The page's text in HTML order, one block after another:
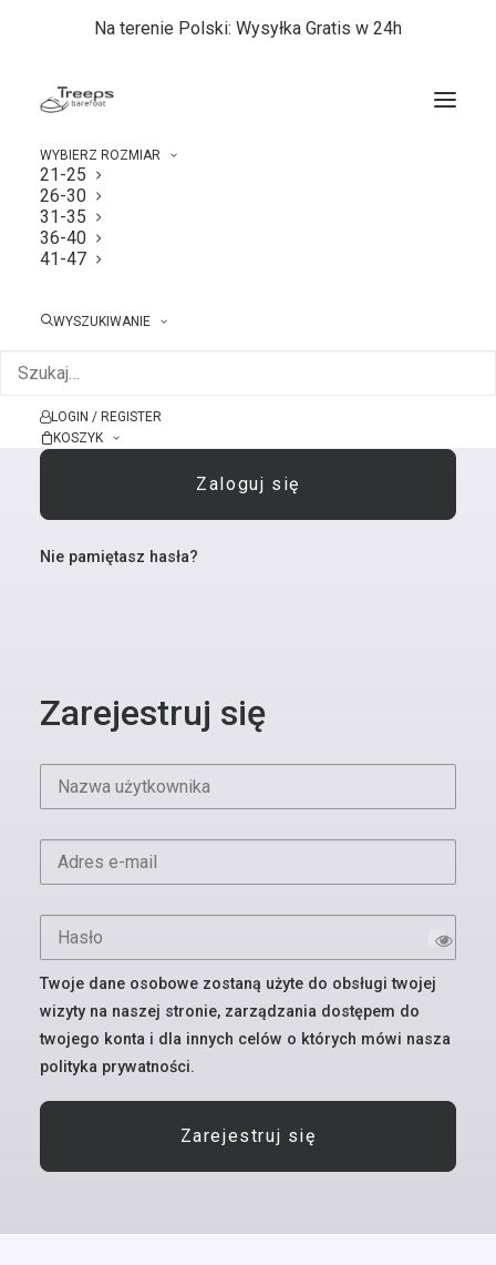
Na terenie Polski: Wysyłka Gratis w 24h
WYBIERZ ROZMIAR
21-25
26-30
31-35
36-40
41-47
WYSZUKIWANIE
LOGIN / REGISTER
KOSZYK
Logowanie
Zapamiętaj mnie
Zaloguj się
Nie pamiętasz hasła?
Zarejestruj się
Twoje dane osobowe zostaną użyte do obsługi twojej
wizyty na naszej stronie, zarządzania dostępem do
twojego konta i dla innych celów o których mówi nasza
polityka prywatności.
Zarejestruj się